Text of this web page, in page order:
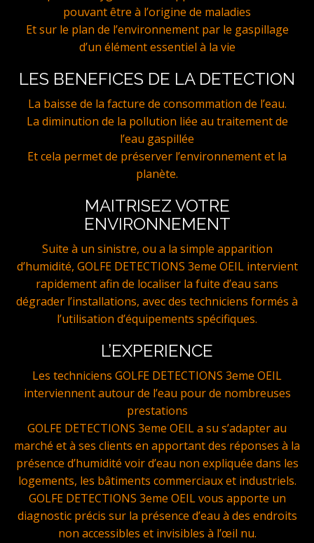
pouvant être à l’origine de maladies
Et sur le plan de l’environnement par le gaspillage
d’un élément essentiel à la vie
LES BENEFICES DE LA DETECTION
La baisse de la facture de consommation de l’eau.
La diminution de la pollution liée au traitement de
l’eau gaspillée
Et cela permet de préserver l’environnement et la
planète.
MAITRISEZ VOTRE
ENVIRONNEMENT
Suite à un sinistre, ou a la simple apparition
d’humidité, GOLFE DETECTIONS 3eme OEIL intervient
rapidement afin de localiser la fuite d’eau sans
dégrader l’installations, avec des techniciens formés à
l’utilisation d’équipements spécifiques.
L’EXPERIENCE
Les techniciens GOLFE DETECTIONS 3eme OEIL
interviennent autour de l’eau pour de nombreuses
prestations
GOLFE DETECTIONS 3eme OEIL a su s’adapter au
marché et à ses clients en apportant des réponses à la
présence d’humidité voir d’eau non expliquée dans les
logements, les bâtiments commerciaux et industriels.
GOLFE DETECTIONS 3eme OEIL vous apporte un
diagnostic précis sur la présence d’eau à des endroits
non accessibles et invisibles à l’œil nu.